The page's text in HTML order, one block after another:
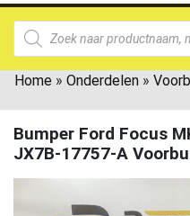
Home » Onderdelen »
Bumper Ford Focus
JX7B-17757-A